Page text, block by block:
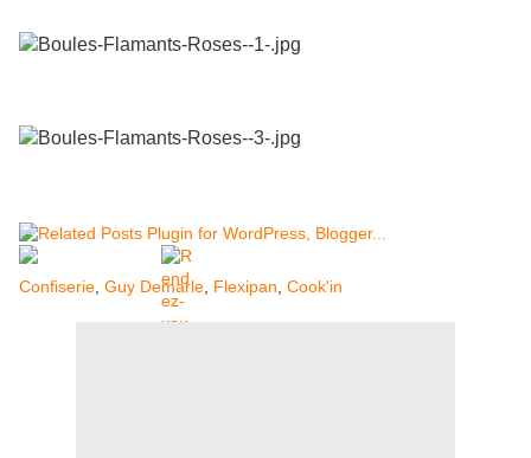
Confiserie Guy Demarle Flexipan Cook'in